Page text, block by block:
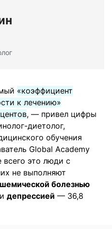
«коэффициент
к лечению»
, — привел цифры
диетолог,
обучения
Global Academy
это люди с
не выполняют
болезнью
депрессией — 36,8